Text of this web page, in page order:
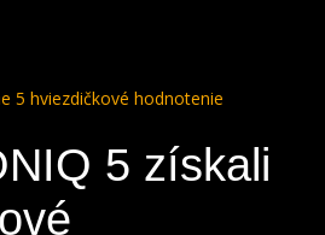
5 hviezdičkové hodnotenie
5 získali